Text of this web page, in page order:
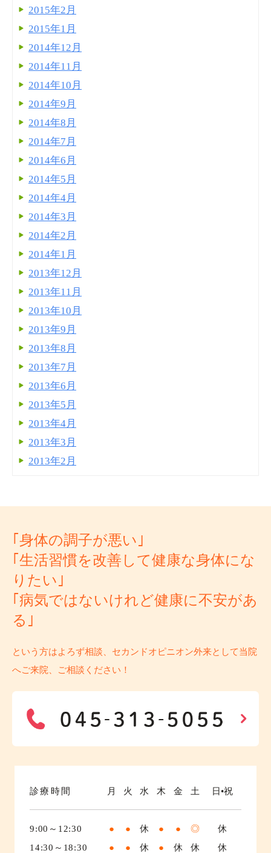
2015年2月
2015年1月
2014年12月
2014年11月
2014年10月
2014年9月
2014年8月
2014年7月
2014年6月
2014年5月
2014年4月
2014年3月
2014年2月
2014年1月
2013年12月
2013年11月
2013年10月
2013年9月
2013年8月
2013年7月
2013年6月
2013年5月
2013年4月
2013年3月
2013年2月
｢身体の調子が悪い｣
｢生活習慣を改善して健康な身体にな
りたい｣
｢病気ではないけれど健康に不安があ
る｣
という方はよろず相談、セカンドオピニオン外来として当院
へご来院、ご相談ください！
診療時間 月 火 水 木 金 土 日•祝
9:00～12:30 ● ● 休 ● ● ◎
休
14:30～18:30
● ● 休 ● 休 休 休